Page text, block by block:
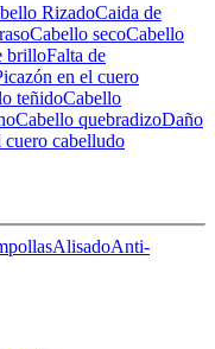
RizadoCaida de
Cabello secoCabello
brilloFalta de
en el cuero
teñidoCabello
Cabello quebradizoDaño
cabelludo
AlisadoAnti-